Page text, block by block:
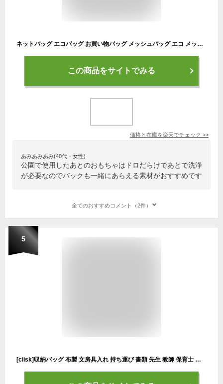
ネットバッグ エコバッグ お買い物バッグ メッシュバッグ エコ メッシュ バック コットン コンパクト シンプル おしゃれ かわいい 持ち運び 便利 買い物 鞄 おもちゃ入れ スモークパープル スモークブルー グリーン ホワイト ベージュ 網目 ネット コットンネット
この商品をサイトでみる
価格と在庫を楽天でチェック >>
あみあみあみ(40代・女性)
公園で使用したあとのおもちゃはドロだらけであとで洗浄
が必要なのでバックも一緒にあらえる素材がおすすめです
全てのおすすめコメント（2件）
5
[ciisk]収納バッグ 布製 文房具入れ 持ち運び 書類 先生 教師 保育士 保育園 幼稚園 塾 学校 大容量 折りたたみ 仕分 整理 工具 道具 ガーデン (ブルー)